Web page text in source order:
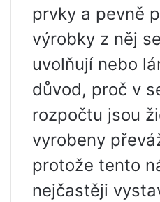
prvky a pevně
výrobky z něj
uvolňují nebo
důvod, proč v
rozpočtu jsou
vyrobeny
protože tento
nejčastěji